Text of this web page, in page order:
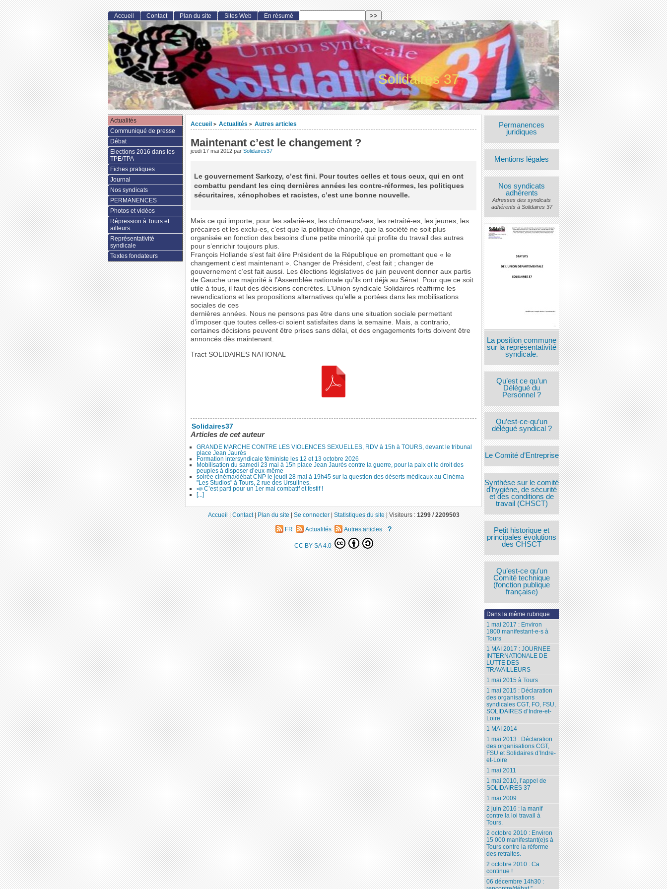
Solidaires 37
Accueil > Actualités > Autres articles
Maintenant c’est le changement ?
jeudi 17 mai 2012 par Solidaires37
Le gouvernement Sarkozy, c’est fini. Pour toutes celles et tous ceux, qui en ont
combattu pendant les cinq dernières années les contre-réformes, les politiques
sécuritaires, xénophobes et racistes, c’est une bonne nouvelle.
Mais ce qui importe, pour les salarié-es, les chômeurs/ses, les retraité-es, les jeunes, les
précaires et les exclu-es, c’est que la politique change, que la société ne soit plus
organisée en fonction des besoins d’une petite minorité qui profite du travail des autres
pour s’enrichir toujours plus.
François Hollande s’est fait élire Président de la République en promettant que « le
changement c’est maintenant ». Changer de Président, c’est fait ; changer de
gouvernement c’est fait aussi. Les élections législatives de juin peuvent donner aux partis
de Gauche une majorité à l’Assemblée nationale qu’ils ont déjà au Sénat. Pour que ce soit
utile à tous, il faut des décisions concrètes. L’Union syndicale Solidaires réaffirme les
revendications et les propositions alternatives qu’elle a portées dans les mobilisations
sociales de ces
dernières années. Nous ne pensons pas être dans une situation sociale permettant
d’imposer que toutes celles-ci soient satisfaites dans la semaine. Mais, a contrario,
certaines décisions peuvent être prises sans délai, et des engagements forts doivent être
annoncés dès maintenant.
Tract SOLIDAIRES NATIONAL
Solidaires37
Articles de cet auteur
GRANDE MARCHE CONTRE LES VIOLENCES SEXUELLES, RDV à 15h à TOURS, devant le tribunal
place Jean Jaurès
Formation intersyndicale féministe les 12 et 13 octobre 2026
Mobilisation du samedi 23 mai à 15h place Jean Jaurès contre la guerre, pour la paix et le droit des
peuples à disposer d’eux-même
soirée cinéma/débat CNP le jeudi 28 mai à 19h45 sur la question des déserts médicaux au Cinéma
"Les Studios" à Tours, 2 rue des Ursulines.
📣 C’est parti pour un 1er mai combatif et festif !
[...]
Permanences
juridiques
Mentions légales
Nos syndicats
adhérents
Adresses des syndicats
adhérents à Solidaires 37
La position commune
sur la représentativité
syndicale.
Qu’est ce qu’un
Délégué du
Personnel ?
Qu’est-ce-qu’un
délégué syndical ?
Le Comité d’Entreprise
Synthèse sur le comité
d’hygiène, de sécurité
et des conditions de
travail (CHSCT)
Petit historique et
principales évolutions
des CHSCT
Qu’est-ce qu’un
Comité technique
(fonction publique
française)
Dans la même rubrique
1 mai 2017 : Environ
1800 manifestant-e-s à
Tours
1 MAI 2017 : JOURNEE
INTERNATIONALE DE
LUTTE DES
TRAVAILLEURS
1 mai 2015 à Tours
1 mai 2015 : Déclaration
des organisations
syndicales CGT, FO, FSU,
SOLIDAIRES d’Indre-et-
Loire
1 MAI 2014
1 mai 2013 : Déclaration
des organisations CGT,
FSU et Solidaires d’Indre-
et-Loire
1 mai 2011
1 mai 2010, l’appel de
SOLIDAIRES 37
1 mai 2009
2 juin 2016 : la manif
contre la loi travail à
Tours.
2 octobre 2010 : Environ
15 000 manifestant(e)s à
Tours contre la réforme
des retraites.
2 octobre 2010 : Ca
continue !
06 décembre 14h30 :
Accueil Contact Plan du site Sites Web En résumé
Actualités
Communiqué de presse
Débat
Elections 2016 dans les
TPE/TPA
Fiches pratiques
Journal
Nos syndicats
PERMANENCES
Photos et vidéos
Répression à Tours et
ailleurs.
Représentativité
syndicale
Textes fondateurs
Accueil|Contact|Plan du site|Se connecter|Statistiques du site|Visiteurs :1299 / 2209503
FR Actualités Autres articles ?
CC BY-SA 4.0